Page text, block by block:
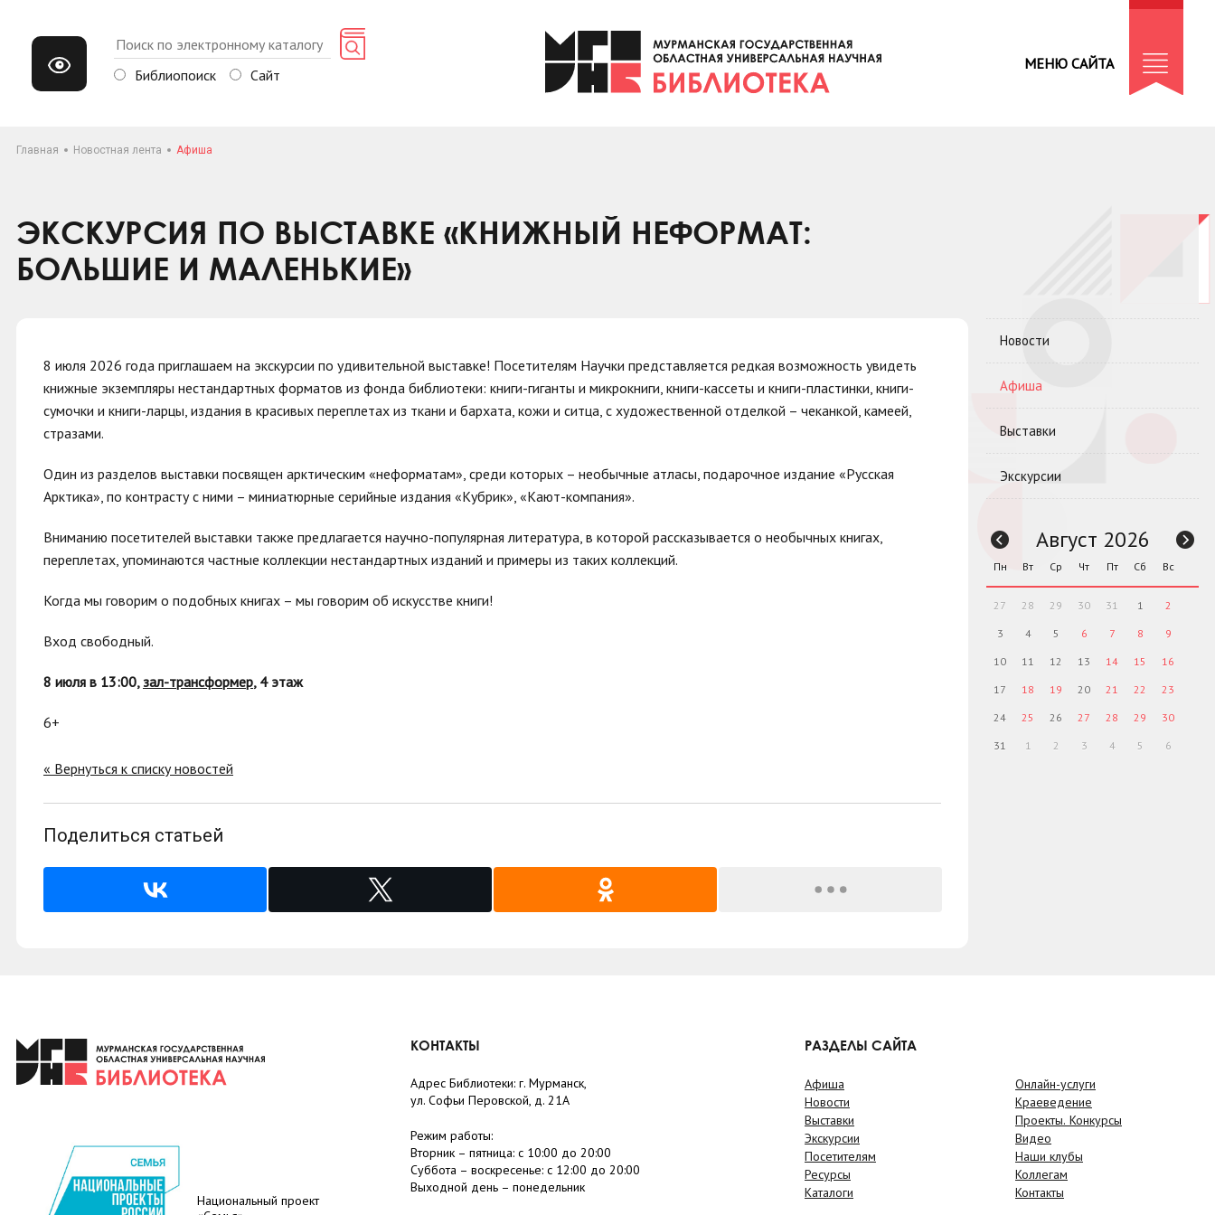
Библиопоиск Сайт
МЕНЮ САЙТА
Главная Новостная лента Афиша
ЭКСКУРСИЯ ПО ВЫСТАВКЕ «КНИЖНЫЙ НЕФОРМАТ:
БОЛЬШИЕ И МАЛЕНЬКИЕ»
8 июля 2026 года приглашаем на экскурсии по удивительной выставке! Посетителям Научки представляется редкая возможность увидеть
книжные экземпляры нестандартных форматов из фонда библиотеки: книги-гиганты и микрокниги, книги-кассеты и книги-пластинки, книги-
сумочки и книги-ларцы, издания в красивых переплетах из ткани и бархата, кожи и ситца, с художественной отделкой – чеканкой, камеей,
стразами.
Один из разделов выставки посвящен арктическим «неформатам», среди которых – необычные атласы, подарочное издание «Русская
Арктика», по контрасту с ними – миниатюрные серийные издания «Кубрик», «Кают-компания».
Вниманию посетителей выставки также предлагается научно-популярная литература, в которой рассказывается о необычных книгах,
переплетах, упоминаются частные коллекции нестандартных изданий и примеры из таких коллекций.
Когда мы говорим о подобных книгах – мы говорим об искусстве книги!
Вход свободный.
8 июля в 13:00, зал-трансформер, 4 этаж
6+
« Вернуться к списку новостей
Поделиться статьей
Новости
Афиша
Выставки
Экскурсии
Август 2026
Пн Вт Ср Чт Пт Сб Вс
27 28 29 30 31 1 2
3 4 5 6 7 8 9
10 11 12 13 14 15 16
17 18 19 20 21 22 23
24 25 26 27 28 29 30
31 1 2 3 4 5 6
Национальный проект
КОНТАКТЫ
Адрес Библиотеки: г. Мурманск,
ул. Софьи Перовской, д. 21А
Режим работы:
Вторник – пятница: с 10:00 до 20:00
Суббота – воскресенье: c 12:00 до 20:00
Выходной день – понедельник
РАЗДЕЛЫ САЙТА
Афиша
Новости
Выставки
Экскурсии
Посетителям
Ресурсы
Каталоги
Онлайн-услуги
Краеведение
Проекты. Конкурсы
Видео
Наши клубы
Коллегам
Контакты